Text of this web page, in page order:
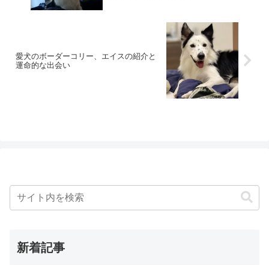
愛犬のボーダーコリー、エイスの紹介と
運命的な出会い
新着記事